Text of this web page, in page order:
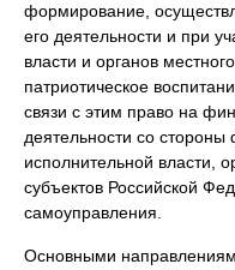
формирование,
его деятельности и при
власти и органов
патриотическое
связи с этим право на
деятельности со
исполнительной власти,
субъектов Российской
самоуправления.
Основными